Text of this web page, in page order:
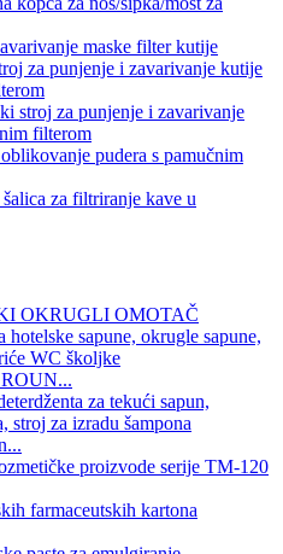
maske filter kutije
za punjenje i zavarivanje kutije
stroj za punjenje i zavarivanje
filterom
pudera s pamučnim
za filtriranje kave u